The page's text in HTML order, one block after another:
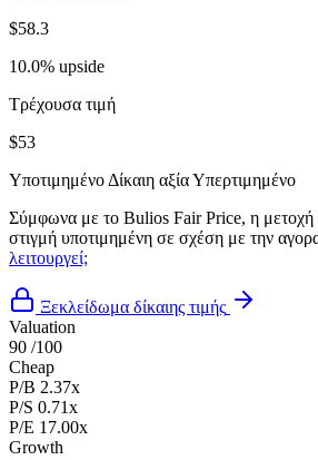
$58.3
10.0% upside
Τρέχουσα τιμή
$53
Υποτιμημένο Δίκαιη αξίαΥπερτιμημένο
Σύμφωνα με το Bulios Fair Price, η μετοχή
στιγμή υποτιμημένη σε σχέση με την
λειτουργεί;
Ξεκλείδωμα δίκαιης τιμής
Valuation
90 /100
Cheap
P/B 2.37x
P/S 0.71x
P/E 17.00x
Growth